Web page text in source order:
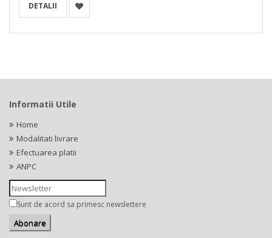
DETALII
Informatii Utile
Home
Modalitati livrare
Efectuarea platii
ANPC
Sunt de acord sa primesc newslettere